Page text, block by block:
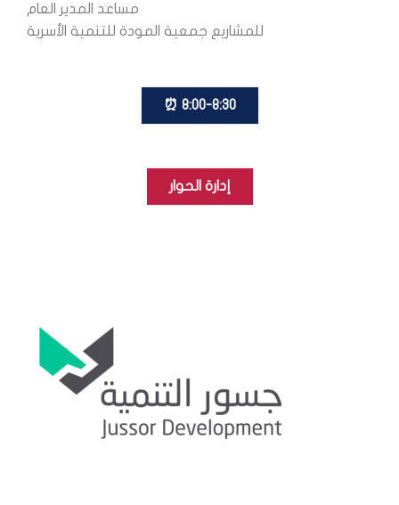
مساعد المدير العام
للمشاريع جمعية المودة للتنمية الأسرية
8:00-8:30 ⏰
إدارة الحوار